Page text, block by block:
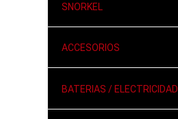
SNORKEL
ACCESORIOS
BATERIAS / ELECTRICIDAD